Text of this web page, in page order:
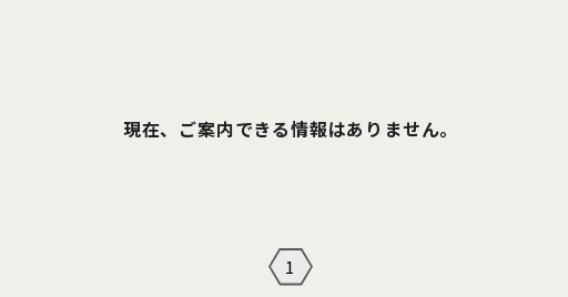
現在、ご案内できる情報はありません。
1